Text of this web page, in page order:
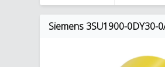
Siemens 3SU1900-0DY30-